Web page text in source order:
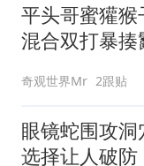
平头哥蜜獾猴
混合双打暴揍
奇观世界Mr 2跟贴
眼镜蛇围攻洞
选择让人破防